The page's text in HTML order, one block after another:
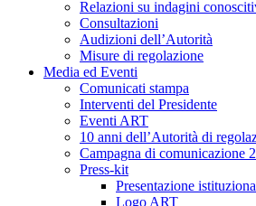
Relazioni su indagini
Consultazioni
Audizioni dell’Autorità
Misure di regolazione
Media ed Eventi
Comunicati stampa
Interventi del Presidente
Eventi ART
10 anni dell’Autorità di
Campagna di comunicazione
Press-kit
Presentazione
Logo ART